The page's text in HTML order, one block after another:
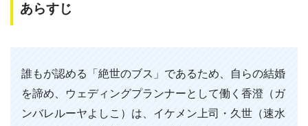
あらすじ
誰もが認める「絶世のブス」であるため、自らの結婚
を諦め、ウェディングプランナーとして働く香澄（ガ
ンバレルーヤよしこ）は、イケメン上司・久世（速水